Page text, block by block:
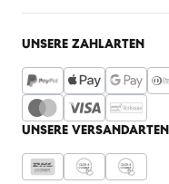
UNSERE ZAHLARTEN
UNSERE VERSANDARTEN